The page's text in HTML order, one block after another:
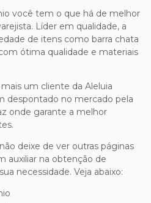
você tem o que há de melhor
Líder em qualidade, a
de itens como barra chata
ótima qualidade e materiais
um cliente da Aleluia
despontado no mercado pela
onde garante a melhor
deixe de ver outras páginas
auxiliar na obtenção de
necessidade. Veja abaixo: